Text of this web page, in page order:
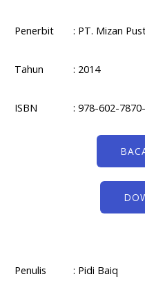
Penerbit : PT. Mizan
Tahun : 2014
ISBN : 978-602-
Penulis : Pidi Baiq